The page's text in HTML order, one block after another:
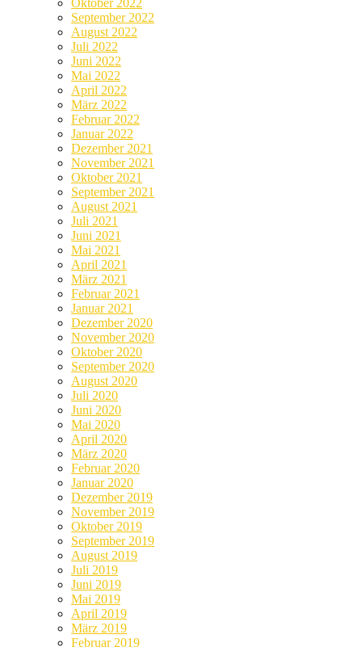
September 2022
August 2022
Juli 2022
Juni 2022
Mai 2022
April 2022
März 2022
Februar 2022
Januar 2022
Dezember 2021
November 2021
Oktober 2021
September 2021
August 2021
Juli 2021
Juni 2021
Mai 2021
April 2021
März 2021
Februar 2021
Januar 2021
Dezember 2020
November 2020
Oktober 2020
September 2020
August 2020
Juli 2020
Juni 2020
Mai 2020
April 2020
März 2020
Februar 2020
Januar 2020
Dezember 2019
November 2019
Oktober 2019
September 2019
August 2019
Juli 2019
Juni 2019
Mai 2019
April 2019
März 2019
Februar 2019